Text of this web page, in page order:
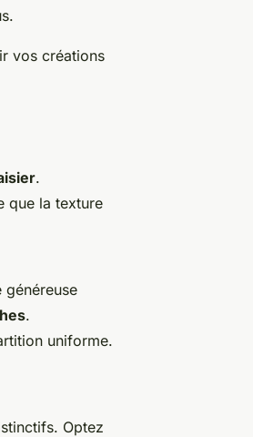
vos créations
.
que la texture
généreuse
.
uniforme.
Optez